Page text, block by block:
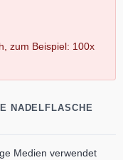
zum Beispiel: 100x
NADELFLASCHE
Medien verwendet